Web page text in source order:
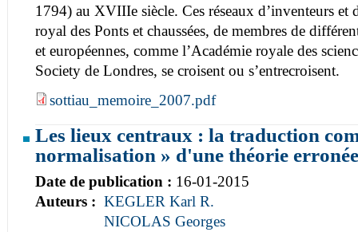
1794) au XVIIIe siècle. Ces réseaux d’inventeurs et
royal des Ponts et chaussées, de membres de
et européennes, comme l’Académie royale des
Society de Londres, se croisent ou s’entrecroisent.
sottiau_memoire_2007.pdf
Les lieux centraux : la traduction
normalisation » d'une théorie erronée
Date de publication : 16-01-2015
Auteurs : KEGLER Karl R.
NICOLAS Georges